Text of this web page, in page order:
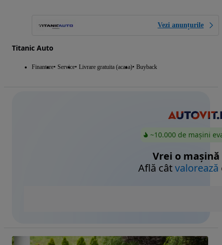
Vezi anunțurile
Titanic Auto
Finantare Service Livrare gratuita (acasa) Buyback
~10.000 de mașini
Vrei o mașină
Află câtvalorează